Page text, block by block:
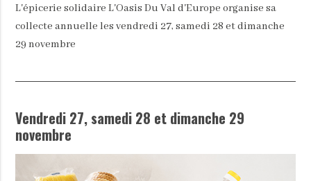
L'épicerie solidaire L'Oasis Du Val d'Europe organise sa
collecte annuelle les vendredi 27, samedi 28 et dimanche
29 novembre
Vendredi 27, samedi 28 et dimanche 29
novembre